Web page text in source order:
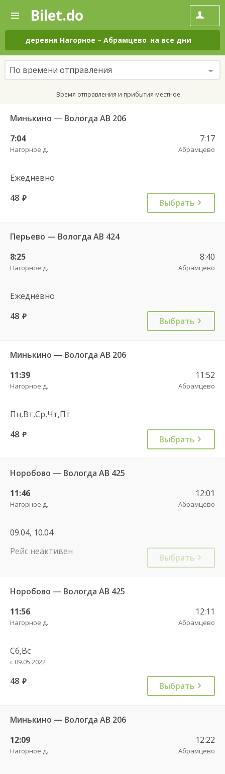
—
Поиск
и
покупка
билетов
на
автобус
онлайн
Bilet.do
деревня Нагорное – Абрамцево на все дни
По времени отправления
Время отправления и прибытия местное
Минькино — Вологда АВ 206
7:04
Нагорное д.
7:17
Абрамцево
Ежедневно
48 руб. Выбрать
Перьево — Вологда АВ 424
8:25
Нагорное д.
8:40
Абрамцево
Ежедневно
48 руб. Выбрать
Минькино — Вологда АВ 206
11:39
Нагорное д.
11:52
Абрамцево
Пн,Вт,Ср,Чт,Пт
48 руб. Выбрать
Норобово — Вологда АВ 425
11:46
Нагорное д.
12:01
Абрамцево
09.04, 10.04
Рейс неактивен
Выбрать
Норобово — Вологда АВ 425
11:56
Нагорное д.
12:11
Абрамцево
Сб,Вс
с 09.05.2022
48 руб. Выбрать
Минькино — Вологда АВ 206
12:09
Нагорное д.
12:22
Абрамцево